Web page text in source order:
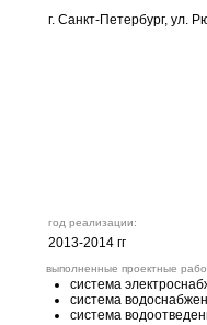
г. Санкт-Петербург, ул.
система
система
система
год реализации:
выполненные проектные
2013-2014 гг